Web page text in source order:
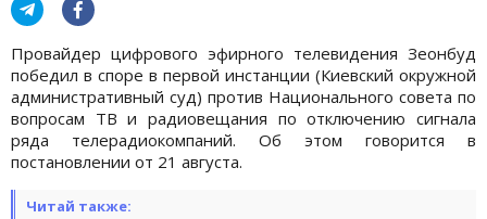
Провайдер цифрового эфирного телевидения Зеонбуд
победил в споре в первой инстанции (Киевский окружной
административный суд) против Национального совета по
вопросам ТВ и радиовещания по отключению сигнала
ряда телерадиокомпаний. Об этом говорится в
постановлении от 21 августа.
Читай также: